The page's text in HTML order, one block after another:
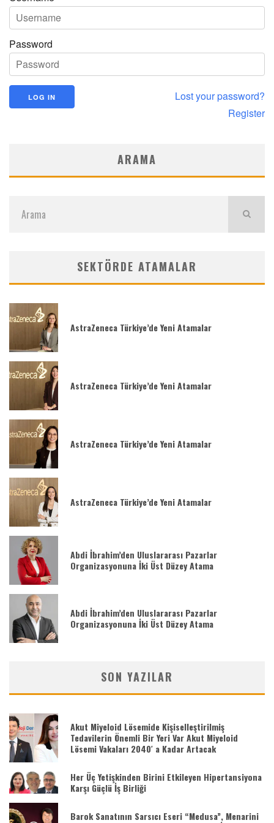
Password
Lost your password?
Register
ARAMA
SEKTÖRDE ATAMALAR
AstraZeneca Türkiye’de Yeni Atamalar
AstraZeneca Türkiye’de Yeni Atamalar
AstraZeneca Türkiye’de Yeni Atamalar
AstraZeneca Türkiye’de Yeni Atamalar
Abdi İbrahim’den Uluslararası Pazarlar
Organizasyonuna İki Üst Düzey Atama
Abdi İbrahim’den Uluslararası Pazarlar
Organizasyonuna İki Üst Düzey Atama
SON YAZILAR
Akut Miyeloid Lösemide Kişiselleştirilmiş
Tedavilerin Önemli Bir Yeri Var Akut Miyeloid
Lösemi Vakaları 2040′ a Kadar Artacak
Her Üç Yetişkinden Birini Etkileyen Hipertansiyona
Karşı Güçlü İş Birliği
Barok Sanatının Sarsıcı Eseri “Medusa”, Menarini